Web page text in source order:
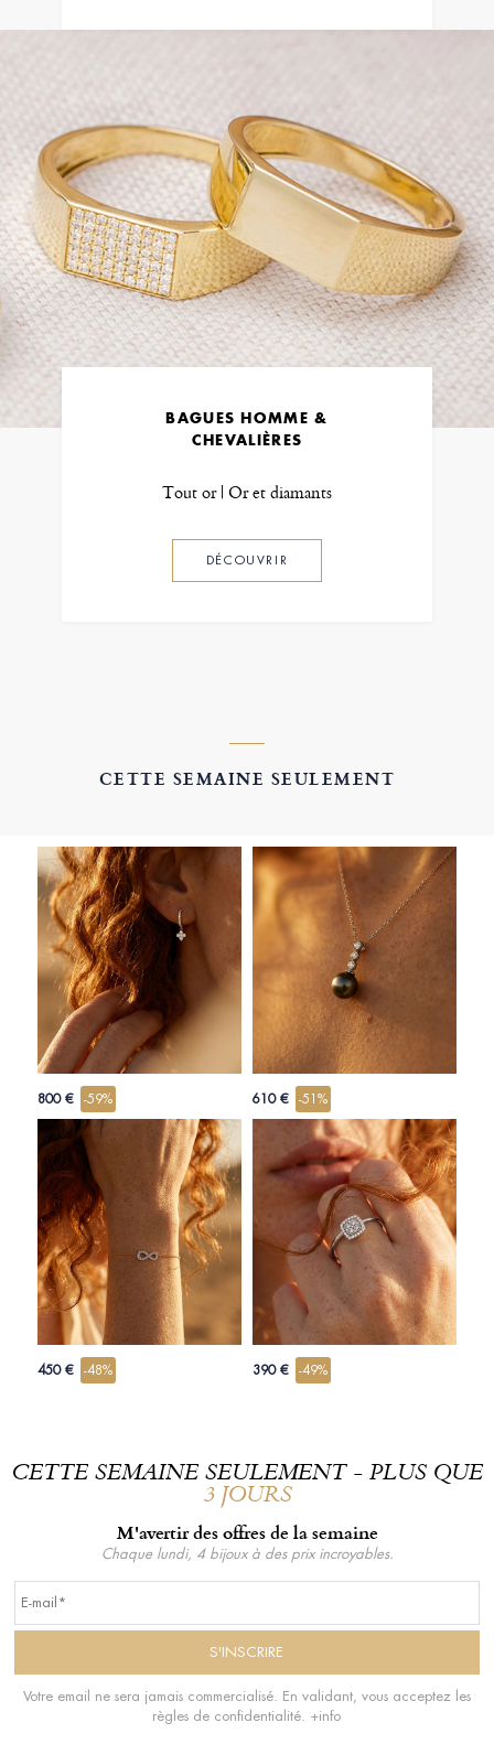
BAGUES HOMME &
CHEVALIÈRES
Tout or | Or et diamants
DÉCOUVRIR
CETTE SEMAINE SEULEMENT
800 € -59% 610 € -51%
450 € -48% 390 € -49%
CETTE SEMAINE SEULEMENT - PLUS QUE
3 JOURS
M'avertir des offres de la semaine
Chaque lundi, 4 bijoux à des prix incroyables.
Votre email ne sera jamais commercialisé. En validant, vous acceptez les
règles de confidentialité. +info